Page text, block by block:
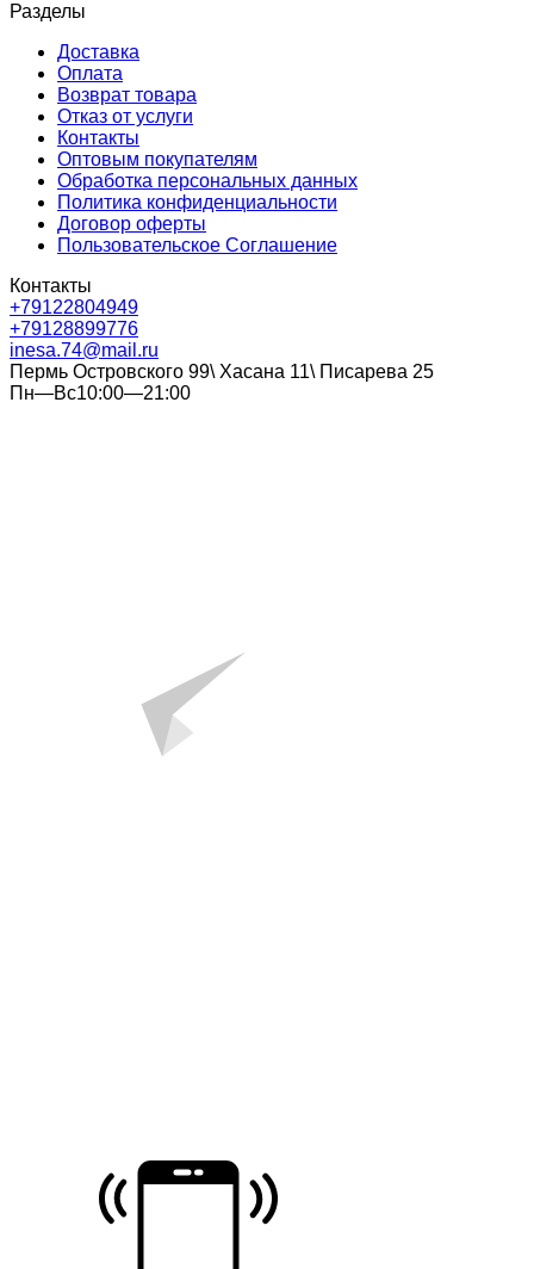
Разделы
Доставка
Оплата
Возврат товара
Отказ от услуги
Контакты
Оптовым покупателям
Обработка персональных данных
Политика конфиденциальности
Договор оферты
Пользовательское Соглашение
Контакты
+79122804949
+79128899776
inesa.74@mail.ru
Пермь Островского 99\ Хасана 11\ Писарева 25
Пн—Вс10:00—21:00